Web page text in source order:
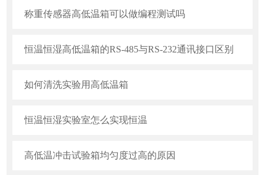
称重传感器高低温箱可以做编程测试吗
恒温恒湿高低温箱的RS-485与RS-232通讯接口区别
如何清洗实验用高低温箱
恒温恒湿实验室怎么实现恒温
高低温冲击试验箱均匀度过高的原因